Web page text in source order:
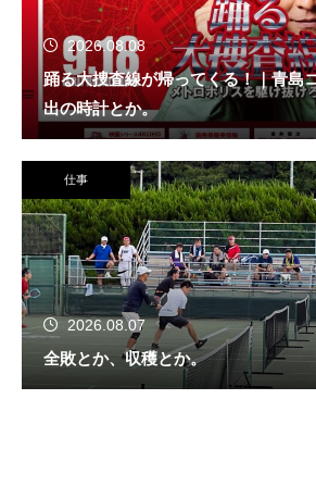
2026.08.08
踊る大捜査線が帰ってくる！｜青島
出の時計とか。
仕事
2026.08.07
全敗とか、収穫とか。